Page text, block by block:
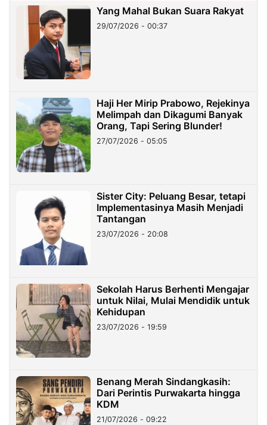
Yang Mahal Bukan Suara Rakyat
29/07/2026 - 00:37
Haji Her Mirip Prabowo, Rejekinya
Melimpah dan Dikagumi Banyak
Orang, Tapi Sering Blunder!
27/07/2026 - 05:05
Sister City: Peluang Besar, tetapi
Implementasinya Masih Menjadi
Tantangan
23/07/2026 - 20:08
Sekolah Harus Berhenti Mengajar
untuk Nilai, Mulai Mendidik untuk
Kehidupan
23/07/2026 - 19:59
Benang Merah Sindangkasih:
Dari Perintis Purwakarta hingga
KDM
21/07/2026 - 09:22